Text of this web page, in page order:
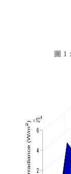
圖 1